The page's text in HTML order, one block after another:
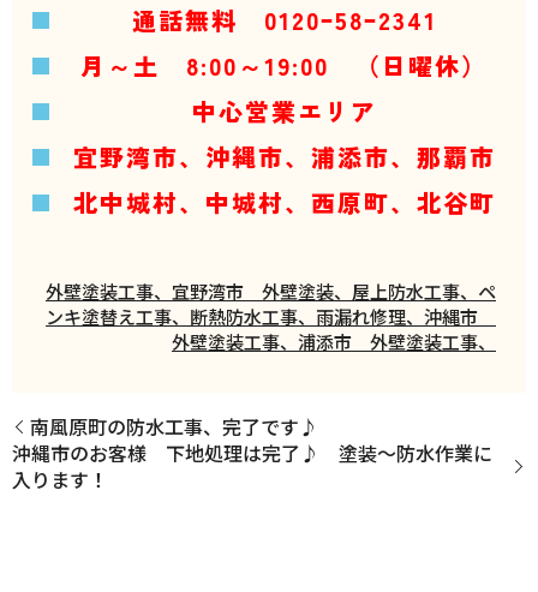
通話無料 0120ｰ58ｰ2341
月～土 8:00～19:00 （日曜休）
中心営業エリア
宜野湾市、沖縄市、浦添市、那覇市
北中城村、中城村、西原町、北谷町
外壁塗装工事、宜野湾市 外壁塗装、屋上防水工事、ペ
ンキ塗替え工事、断熱防水工事、雨漏れ修理、沖縄市
外壁塗装工事、浦添市 外壁塗装工事、
南風原町の防水工事、完了です♪
沖縄市のお客様 下地処理は完了♪ 塗装～防水作業に
入ります！